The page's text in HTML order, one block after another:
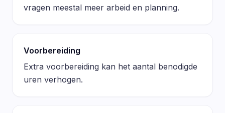
vragen meestal meer arbeid en planning.
Voorbereiding
Extra voorbereiding kan het aantal benodigde
uren verhogen.